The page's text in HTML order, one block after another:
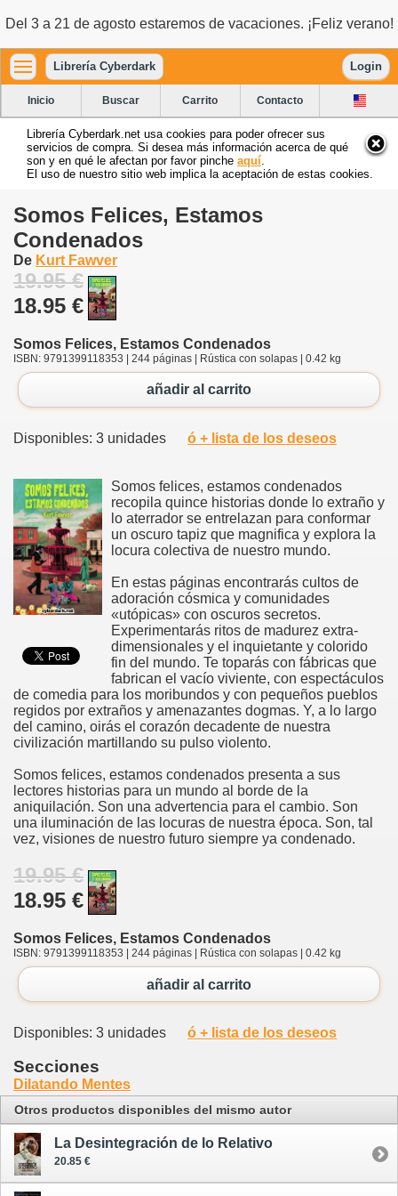
Del 3 a 21 de agosto estaremos de vacaciones. ¡Feliz verano!
Librería Cyberdark Login
Inicio Buscar Carrito Contacto
Librería Cyberdark.net usa cookies para poder ofrecer sus
servicios de compra. Si desea más información acerca de qué
son y en qué le afectan por favor pinche aquí
El uso de nuestro sitio web implica la aceptación de estas cookies.
Somos Felices, Estamos
Condenados
De Kurt Fawver
19.95 €
18.95 €
Somos Felices, Estamos Condenados
ISBN: 9791399118353 | 244 páginas | Rústica con solapas | 0.42 kg
añadir al carrito
Disponibles: 3 unidades ó + lista de los deseos
Somos felices, estamos condenados
recopila quince historias donde lo extraño y
lo aterrador se entrelazan para conformar
un oscuro tapiz que magnifica y explora la
locura colectiva de nuestro mundo.
En estas páginas encontrarás cultos de
adoración cósmica y comunidades
«utópicas» con oscuros secretos.
Experimentarás ritos de madurez extra-
dimensionales y el inquietante y colorido
fin del mundo. Te toparás con fábricas que
fabrican el vacío viviente, con espectáculos
de comedia para los moribundos y con pequeños pueblos
regidos por extraños y amenazantes dogmas. Y, a lo largo
del camino, oirás el corazón decadente de nuestra
civilización martillando su pulso violento.
Somos felices, estamos condenados presenta a sus
lectores historias para un mundo al borde de la
aniquilación. Son una advertencia para el cambio. Son
una iluminación de las locuras de nuestra época. Son, tal
vez, visiones de nuestro futuro siempre ya condenado.
19.95 €
18.95 €
Somos Felices, Estamos Condenados
ISBN: 9791399118353 | 244 páginas | Rústica con solapas | 0.42 kg
añadir al carrito
Disponibles: 3 unidades ó + lista de los deseos
Secciones
Dilatando Mentes
Otros productos disponibles del mismo autor
La Desintegración de lo Relativo
20.85 €